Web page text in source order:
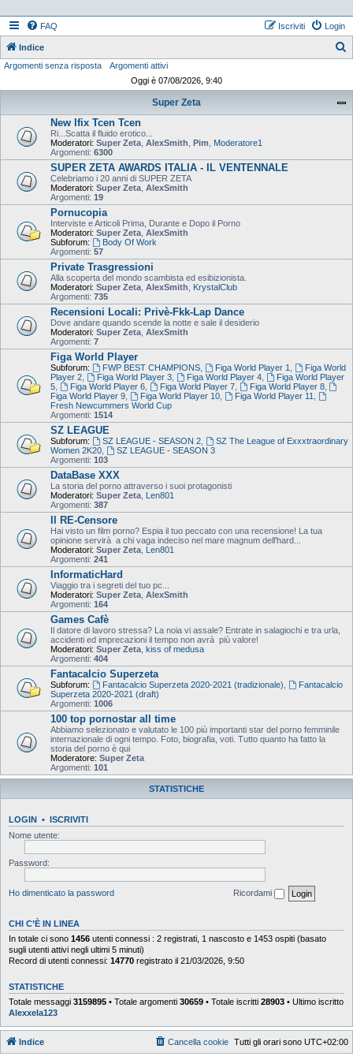
FAQ Login
Iscriviti
Indice
Argomenti senza risposta
Argomenti attivi
Oggi è 07/08/2026, 9:40
Super Zeta
New Ifix Tcen Tcen
Ri...Scatta il fluido erotico...
Moderatori: Super Zeta AlexSmith Pim
Moderatore1
Argomenti: 6300
SUPER ZETA AWARDS ITALIA - IL VENTENNALE
Celebriamo i 20 anni di SUPER ZETA
Moderatori: Super Zeta AlexSmith
Argomenti: 19
Pornucopia
Interviste e Articoli Prima, Durante e Dopo il Porno
Moderatori: Super Zeta AlexSmith
Subforum:
Body Of Work
Argomenti: 57
Private Trasgressioni
Alla scoperta del mondo scambista ed esibizionista.
Moderatori: Super Zeta AlexSmith
KrystalClub
Argomenti: 735
Recensioni Locali: Privè-Fkk-Lap Dance
Dove andare quando scende la notte e sale il desiderio
Moderatori: Super Zeta AlexSmith
Argomenti: 7
Figa World Player
Subforum: FWP BEST CHAMPIONS, Figa World Player 1
Figa World
Player 2
Figa World Player 3, Figa World Player 4,
Figa World Player
5
Figa World Player 6, Figa World Player 7, Figa World Player 8,
Figa World Player 9
Figa World Player 10, Figa World Player 11
Fresh Newcummers World Cup
Argomenti: 1514
SZ LEAGUE
Subforum: SZ LEAGUE - SEASON 2,
SZ The League of Exxxtraordinary
Women 2K20
SZ LEAGUE - SEASON 3
Argomenti: 103
DataBase XXX
La storia del porno attraverso i suoi protagonisti
Moderatori: Super Zeta Len801
Argomenti: 387
Il RE-Censore
Hai visto un film porno? Espia il tuo peccato con una recensione! La tua
opinione servirà a chi vaga indeciso nel mare magnum dell'hard...
Moderatori: Super Zeta Len801
Argomenti: 241
InformaticHard
Viaggio tra i segreti del tuo pc...
Moderatori: Super Zeta AlexSmith
Argomenti: 164
Games Cafè
Il datore di lavoro stressa? La noia vi assale? Entrate in salagiochi e tra urla,
accidenti ed imprecazioni il tempo non avrà più valore!
Moderatori: Super Zeta kiss of medusa
Argomenti: 404
Fantacalcio Superzeta
Subforum: Fantacalcio Superzeta 2020-2021 (tradizionale)
Fantacalcio
Superzeta 2020-2021 (draft)
Argomenti: 1006
100 top pornostar all time
Abbiamo selezionato e valutato le 100 più importanti star del porno femminile
internazionale di ogni tempo. Foto, biografia, voti. Tutto quanto ha fatto la
storia del porno è qui
Moderatore: Super Zeta
Argomenti: 101
STATISTICHE
LOGIN • ISCRIVITI
Nome utente:
Password:
Ho dimenticato la password Ricordami
CHI C’È IN LINEA
In totale ci sono 1456 utenti connessi : 2 registrati, 1 nascosto e 1453 ospiti (basato
sugli utenti attivi negli ultimi 5 minuti)
Record di utenti connessi: 14770 registrato il 21/03/2026, 9:50
STATISTICHE
Totale messaggi 3159895 • Totale argomenti 30659 • Totale iscritti 28903 • Ultimo iscritto
Alexxela123
Indice Tutti gli orari sono UTC+02:00
Cancella cookie